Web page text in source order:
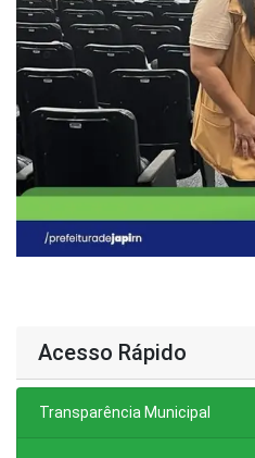
Acesso Rápido
Transparência Municipal